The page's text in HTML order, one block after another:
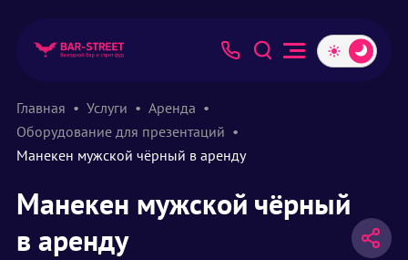
Главная Услуги
Аренда
Оборудование для презентаций
Манекен мужской чёрный в аренду
Манекен мужской чёрный
в аренду